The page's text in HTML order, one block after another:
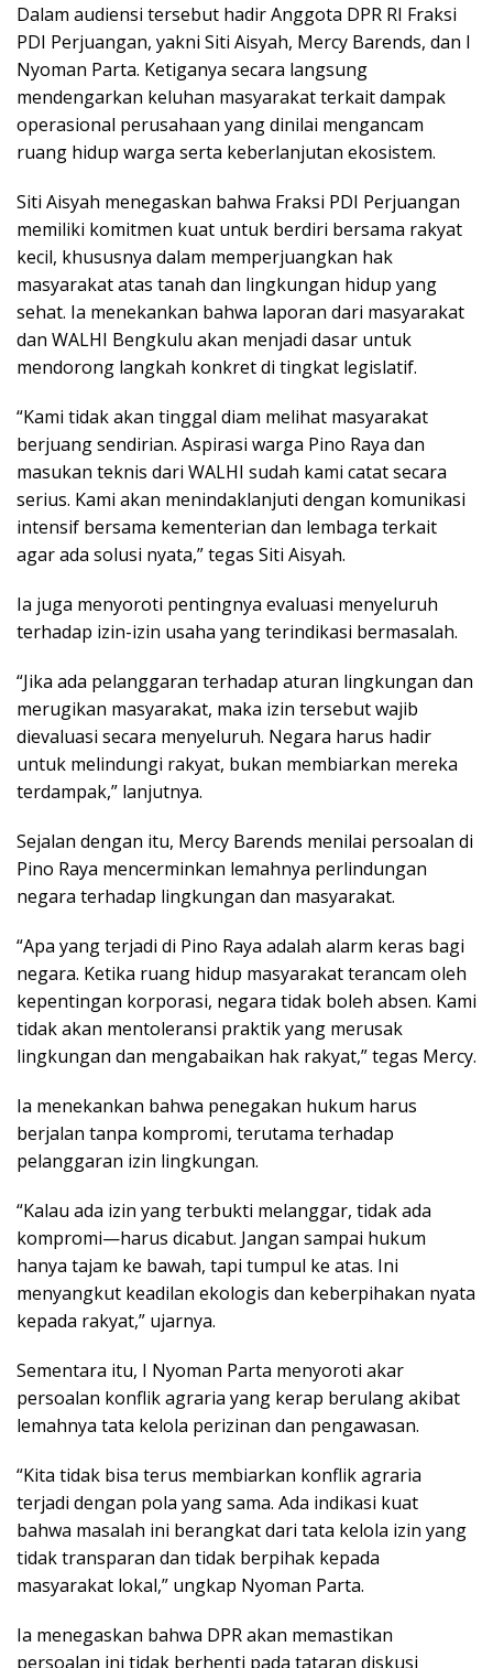
Dalam audiensi tersebut hadir Anggota DPR RI Fraksi
PDI Perjuangan, yakni Siti Aisyah, Mercy Barends, dan I
Nyoman Parta. Ketiganya secara langsung
mendengarkan keluhan masyarakat terkait dampak
operasional perusahaan yang dinilai mengancam
ruang hidup warga serta keberlanjutan ekosistem.
Siti Aisyah menegaskan bahwa Fraksi PDI Perjuangan
memiliki komitmen kuat untuk berdiri bersama rakyat
kecil, khususnya dalam memperjuangkan hak
masyarakat atas tanah dan lingkungan hidup yang
sehat. Ia menekankan bahwa laporan dari masyarakat
dan WALHI Bengkulu akan menjadi dasar untuk
mendorong langkah konkret di tingkat legislatif.
“Kami tidak akan tinggal diam melihat masyarakat
berjuang sendirian. Aspirasi warga Pino Raya dan
masukan teknis dari WALHI sudah kami catat secara
serius. Kami akan menindaklanjuti dengan komunikasi
intensif bersama kementerian dan lembaga terkait
agar ada solusi nyata,” tegas Siti Aisyah.
Ia juga menyoroti pentingnya evaluasi menyeluruh
terhadap izin-izin usaha yang terindikasi bermasalah.
“Jika ada pelanggaran terhadap aturan lingkungan dan
merugikan masyarakat, maka izin tersebut wajib
dievaluasi secara menyeluruh. Negara harus hadir
untuk melindungi rakyat, bukan membiarkan mereka
terdampak,” lanjutnya.
Sejalan dengan itu, Mercy Barends menilai persoalan di
Pino Raya mencerminkan lemahnya perlindungan
negara terhadap lingkungan dan masyarakat.
“Apa yang terjadi di Pino Raya adalah alarm keras bagi
negara. Ketika ruang hidup masyarakat terancam oleh
kepentingan korporasi, negara tidak boleh absen. Kami
tidak akan mentoleransi praktik yang merusak
lingkungan dan mengabaikan hak rakyat,” tegas Mercy.
Ia menekankan bahwa penegakan hukum harus
berjalan tanpa kompromi, terutama terhadap
pelanggaran izin lingkungan.
“Kalau ada izin yang terbukti melanggar, tidak ada
kompromi—harus dicabut. Jangan sampai hukum
hanya tajam ke bawah, tapi tumpul ke atas. Ini
menyangkut keadilan ekologis dan keberpihakan nyata
kepada rakyat,” ujarnya.
Sementara itu, I Nyoman Parta menyoroti akar
persoalan konflik agraria yang kerap berulang akibat
lemahnya tata kelola perizinan dan pengawasan.
“Kita tidak bisa terus membiarkan konflik agraria
terjadi dengan pola yang sama. Ada indikasi kuat
bahwa masalah ini berangkat dari tata kelola izin yang
tidak transparan dan tidak berpihak kepada
masyarakat lokal,” ungkap Nyoman Parta.
Ia menegaskan bahwa DPR akan memastikan
persoalan ini tidak berhenti pada tataran diskusi